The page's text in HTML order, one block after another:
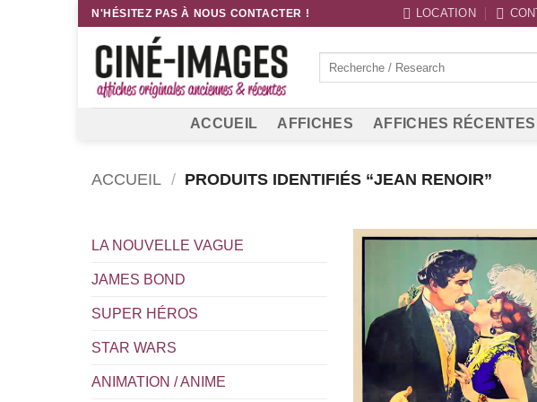
Passer
contenu
N'HÉSITEZ PAS À NOUS CONTACTER ! LOCATION
ACCUEIL AFFICHES AFFICHES RÉCENTES
ACCUEIL / PRODUITS IDENTIFIÉS “JEAN RENOIR”
LA NOUVELLE VAGUE
JAMES BOND
SUPER HÉROS
STAR WARS
ANIMATION / ANIME